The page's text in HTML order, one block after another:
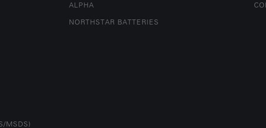
MSDS)
ALPHA
NORTHSTAR BATTERIES